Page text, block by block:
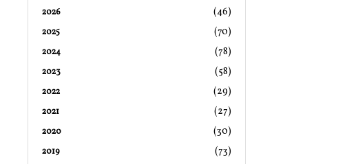
2026 (46)
2025 (70)
2024 (78)
2023 (58)
2022 (29)
2021 (27)
2020 (30)
2019 (73)